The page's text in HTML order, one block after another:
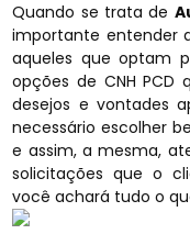
Quando se trata de
importante entender
aqueles que optam
opções de CNH
desejos e vontades
necessário escolher
e assim, a mesma,
solicitações que o
você achará tudo o